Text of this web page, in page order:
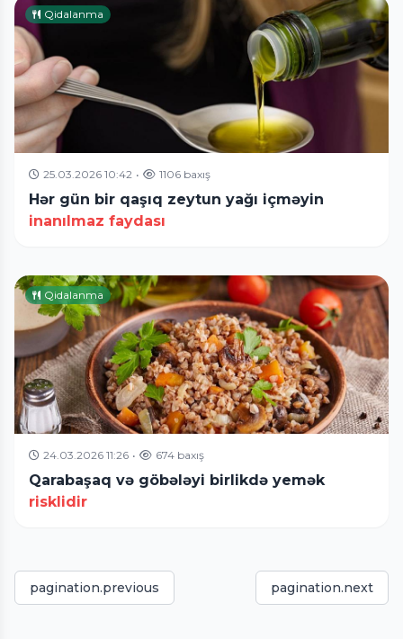
Qidalanma
25.03.2026 10:42 • 1106 baxış
Hər gün bir qaşıq zeytun yağı içməyin
inanılmaz faydası
Qidalanma
24.03.2026 11:26 • 674 baxış
Qarabaşaq və göbələyi birlikdə yemək
risklidir
pagination.previous pagination.next